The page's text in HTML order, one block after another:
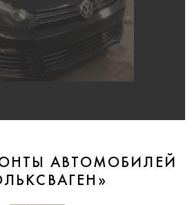
АВТОМОБИЛЕЙ